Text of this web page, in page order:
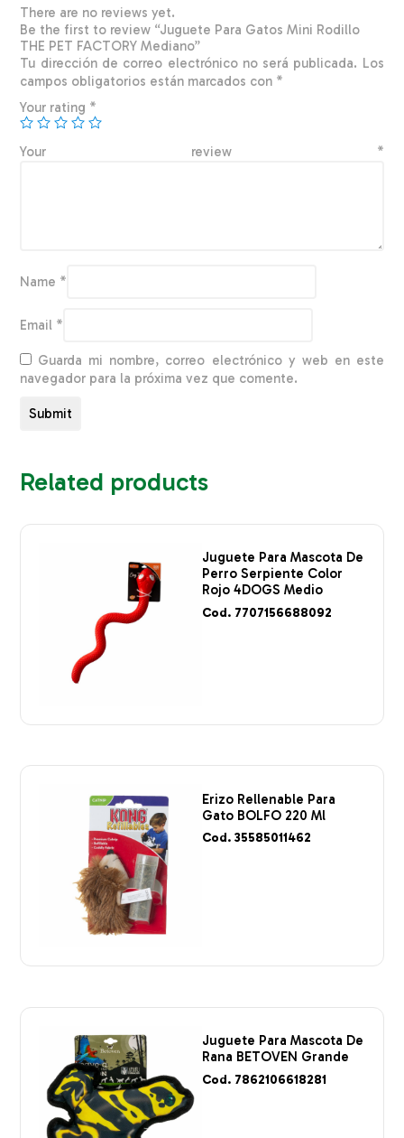
There are no reviews yet.
Be the first to review “Juguete Para Gatos Mini Rodillo
THE PET FACTORY Mediano”
Tu dirección de correo electrónico no será publicada. Los
campos obligatorios están marcados con *
Your rating *
Your review *
Name *
Email *
Guarda mi nombre, correo electrónico y web en este
navegador para la próxima vez que comente.
Related products
Juguete Para Mascota De
Perro Serpiente Color
Rojo 4DOGS Medio
Cod. 7707156688092
Erizo Rellenable Para
Gato BOLFO 220 Ml
Cod. 35585011462
Juguete Para Mascota De
Rana BETOVEN Grande
Cod. 7862106618281